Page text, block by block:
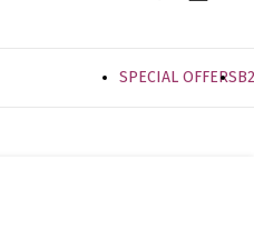
SPECIAL OFFERS